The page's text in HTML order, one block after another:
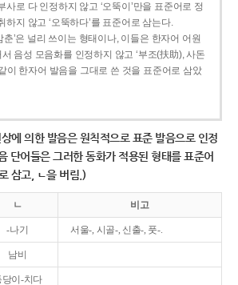
사로 다 인정하지 않고 ‘오뚝이’만을 표준어로 정
하지 않고 ‘오뚝하다’를 표준어로 삼는다.
’은 널리 쓰이는 형태이나, 이들은 한자어 어원
음성 모음화를 인정하지 않고 ‘부조(扶助), 사돈
이 한자어 발음을 그대로 쓴 것을 표준어로 삼았
상에 의한 발음은 원칙적으로 표준 발음으로 인정
단어들은 그러한 동화가 적용된 형태를 표준어
삼고, ㄴ을 버림.)
ㄴ 비고
-나기 서울-, 시골-, 신출-, 풋-.
남비
당이-치다